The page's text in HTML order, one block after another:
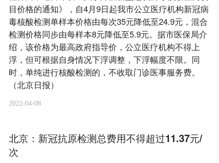
目价格的通知》，自4月9日起我市公立医疗机构新冠病
毒核酸检测单样本价格由每次35元降低至24.9元，混合
检测价格同步由每样本8元降低至5.9元。据市医保局介
绍，该价格为最高政府指导价，公立医疗机构不得上
浮，但可根据自身情况下浮调整，下浮幅度不限。同
时，单纯进行核酸检测的，不收取门诊医事服务费。
（北京日报）
2022-04-08
北京：新冠抗原检测总费用不得超过11.37元/
次